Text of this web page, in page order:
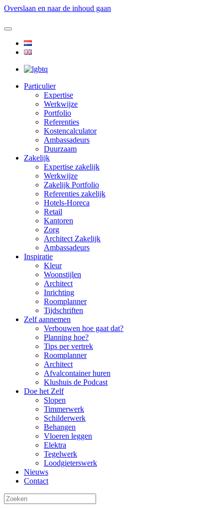
Overslaan en naar de inhoud gaan
Particulier
Expertise
Werkwijze
Portfolio
Referenties
Kostencalculator
Ambassadeurs
Duurzaam
Zakelijk
Expertise zakelijk
Werkwijze
Zakelijk Portfolio
Referenties zakelijk
Hotels-Horeca
Retail
Kantoren
Zorg
Architect Zakelijk
Ambassadeurs
Inspiratie
Kleur
Woonstijlen
Architect
Inrichting
Roomplanner
Tijdschriften
Zelf aannemen
Verbouwen hoe gaat dat?
Planning hoe?
Tips per vertrek
Roomplanner
Architect
Afvalcontainer huren
Klushuis de Podcast
Doe het Zelf
Slopen
Timmerwerk
Schilderwerk
Behangen
Vloeren leggen
Elektra
Tegelwerk
Loodgieterswerk
Nieuws
Contact